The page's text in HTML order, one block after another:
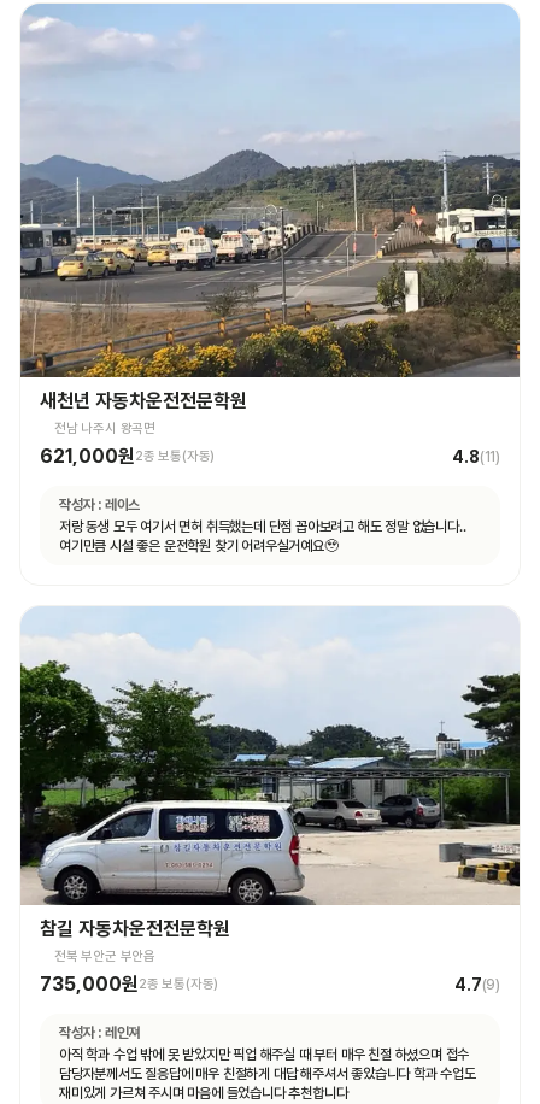
새천년 자동차운전전문학원
전남 나주시 왕곡면
621,000원2종 보통(자동) 4.8(11)
작성자 : 레이스
저랑 동생 모두 여기서 면허 취득했는데 단점 꼽아보려고 해도 정말 없습니다..
여기만큼 시설 좋은 운전학원 찾기 어려우실거예요🥹
참길 자동차운전전문학원
전북 부안군 부안읍
735,000원2종 보통(자동) 4.7(9)
작성자 : 레인져
아직 학과 수업 밖에 못 받았지만 픽업 해주실 때 부터 매우 친절 하셨으며 접수
담당자분께서도 질응답에 매우 친절하게 대답 해주셔서 좋았습니다 학과 수업도
재미있게 가르쳐 주시며 마음에 들었습니다 추천합니다